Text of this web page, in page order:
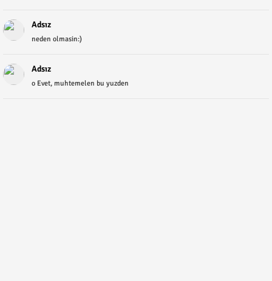
Adsız
neden olmasin:)
Adsız
o Evet, muhtemelen bu yuzden